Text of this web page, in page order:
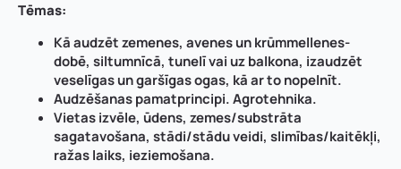
Tēmas:
Kā audzēt zemenes, avenes un krūmmellenes-
dobē, siltumnīcā, tunelī vai uz balkona, izaudzēt
veselīgas un garšīgas ogas, kā ar to nopelnīt.
Audzēšanas pamatprincipi. Agrotehnika.
Vietas izvēle, ūdens, zemes/substrāta
sagatavošana, stādi/stādu veidi, slimības/kaitēkļi,
ražas laiks, ieziemošana.